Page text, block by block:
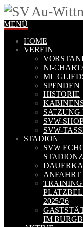
MENÜ
HOME
VEREIN
N!-
SPENDEN
HISTORIE
SATZUNG
SVW-SHOP
SVW-
STADION
SVW
ANFAHRT
2025/26
IM